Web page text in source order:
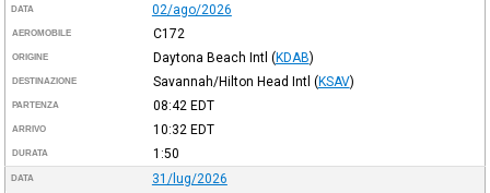
DATA 02/ago/2026
AEROMOBILE C172
ORIGINE Daytona Beach Intl (KDAB)
DESTINAZIONE Savannah/Hilton Head Intl (KSAV)
PARTENZA 08:42 EDT
ARRIVO 10:32 EDT
DURATA 1:50
DATA 31/lug/2026